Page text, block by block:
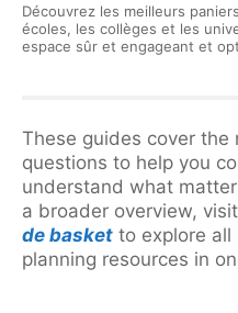
Découvrez les meilleurs
écoles, les collèges et les
espace sûr et engageant et
These guides cover the
questions to help you
understand what
a broader overview,
de basket to explore
planning resources in